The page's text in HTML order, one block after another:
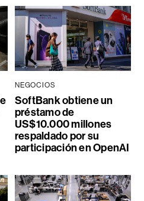
NEGOCIOS
SoftBank obtiene un
préstamo de
US$10.000 millones
respaldado por su
participación en OpenAI